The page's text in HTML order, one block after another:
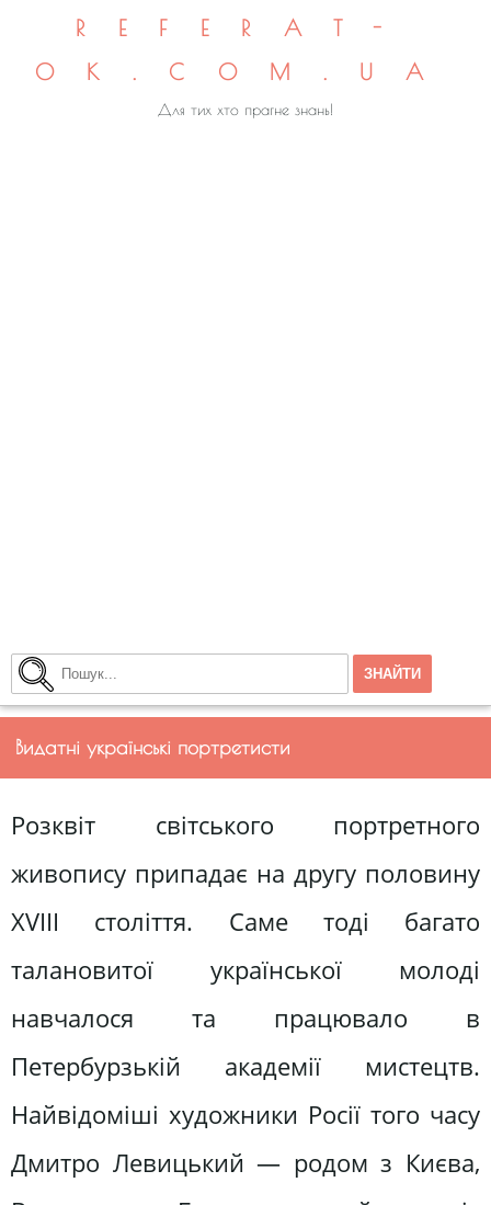
REFERAT-
OK.COM.UA
Для тих хто прагне знань!
Видатні українські портретисти
Розквіт світського портретного
живопису припадає на другу половину
XVIII століття. Саме тоді багато
талановитої української молоді
навчалося та працювало в
Петербурзькій академії мистецтв.
Найвідоміші художники Росії того часу
Дмитро Левицький — родом з Києва,